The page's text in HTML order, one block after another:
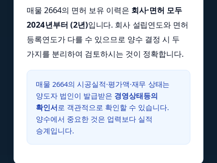
매물 2664의 면허 보유 이력은 회사·면허 모두
2024년부터 (2년)입니다. 회사 설립연도와 면허
등록연도가 다를 수 있으므로 양수 결정 시 두
가지를 분리하여 검토하시는 것이 정확합니다.
매물 2664의 시공실적·평가액·재무 상태는
양도자 법인이 발급받은 경영상태등의
확인서로 객관적으로 확인할 수 있습니다.
양수에서 중요한 것은 업력보다 실적
승계입니다.